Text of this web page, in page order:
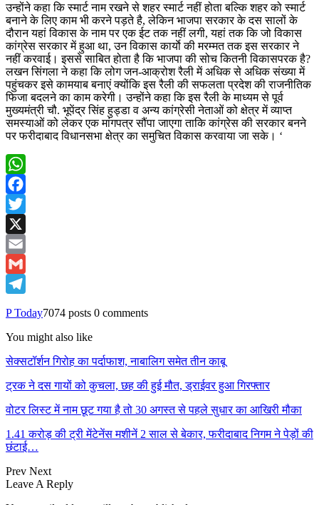
उन्होंने कहा कि स्मार्ट नाम रखने से शहर स्मार्ट नहीं होता बल्कि शहर को स्मार्ट
बनाने के लिए काम भी करने पड़ते है, लेकिन भाजपा सरकार के दस सालों के
दौरान यहां विकास के नाम पर एक ईट तक नहीं लगी, यहां तक कि जो विकास
कांग्रेस सरकार में हुआ था, उन विकास कार्याे की मरम्मत तक इस सरकार ने
नहीं करवाई। इससे साबित होता है कि भाजपा की सोच कितनी विकासपरक है?
लखन सिंगला ने कहा कि लोग जन-आक्रोश रैली में अधिक से अधिक संख्या में
पहुंचकर इसे कामयाब बनाएं क्योंकि इस रैली की सफलता प्रदेश की राजनीतिक
फिजा बदलने का काम करेगी। उन्होंने कहा कि इस रैली के माध्यम से पूर्व
मुख्यमंत्री चौ. भूपेंद्र सिंह हुड्डा व अन्य कांग्रेसी नेताओं को क्षेत्र में व्याप्त
समस्याओं को लेकर एक मांगपत्र सौंपा जाएगा ताकि कांग्रेस की सरकार बनने
पर फरीदाबाद विधानसभा क्षेत्र का समुचित विकास करवाया जा सके। ‘
WhatsApp
Facebook
Twitter
X
Email
Gmail
P Today7074 posts 0 comments
You might also like
सेक्सटॉर्शन गिरोह का पर्दाफाश, नाबालिग समेत तीन काबू
ट्रक ने दस गायों को कुचला, छह की हुई मौत, ड्राईवर हुआ गिरफ्तार
वोटर लिस्ट में नाम छूट गया है तो 30 अगस्त से पहले सुधार का आखिरी मौका
1.41 करोड़ की ट्री मेंटेनेंस मशीनें 2 साल से बेकार, फरीदाबाद निगम ने पेड़ों की
छंटाई…
Prev Next
Leave A Reply